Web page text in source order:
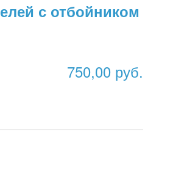
с отбойником
750,00 руб.